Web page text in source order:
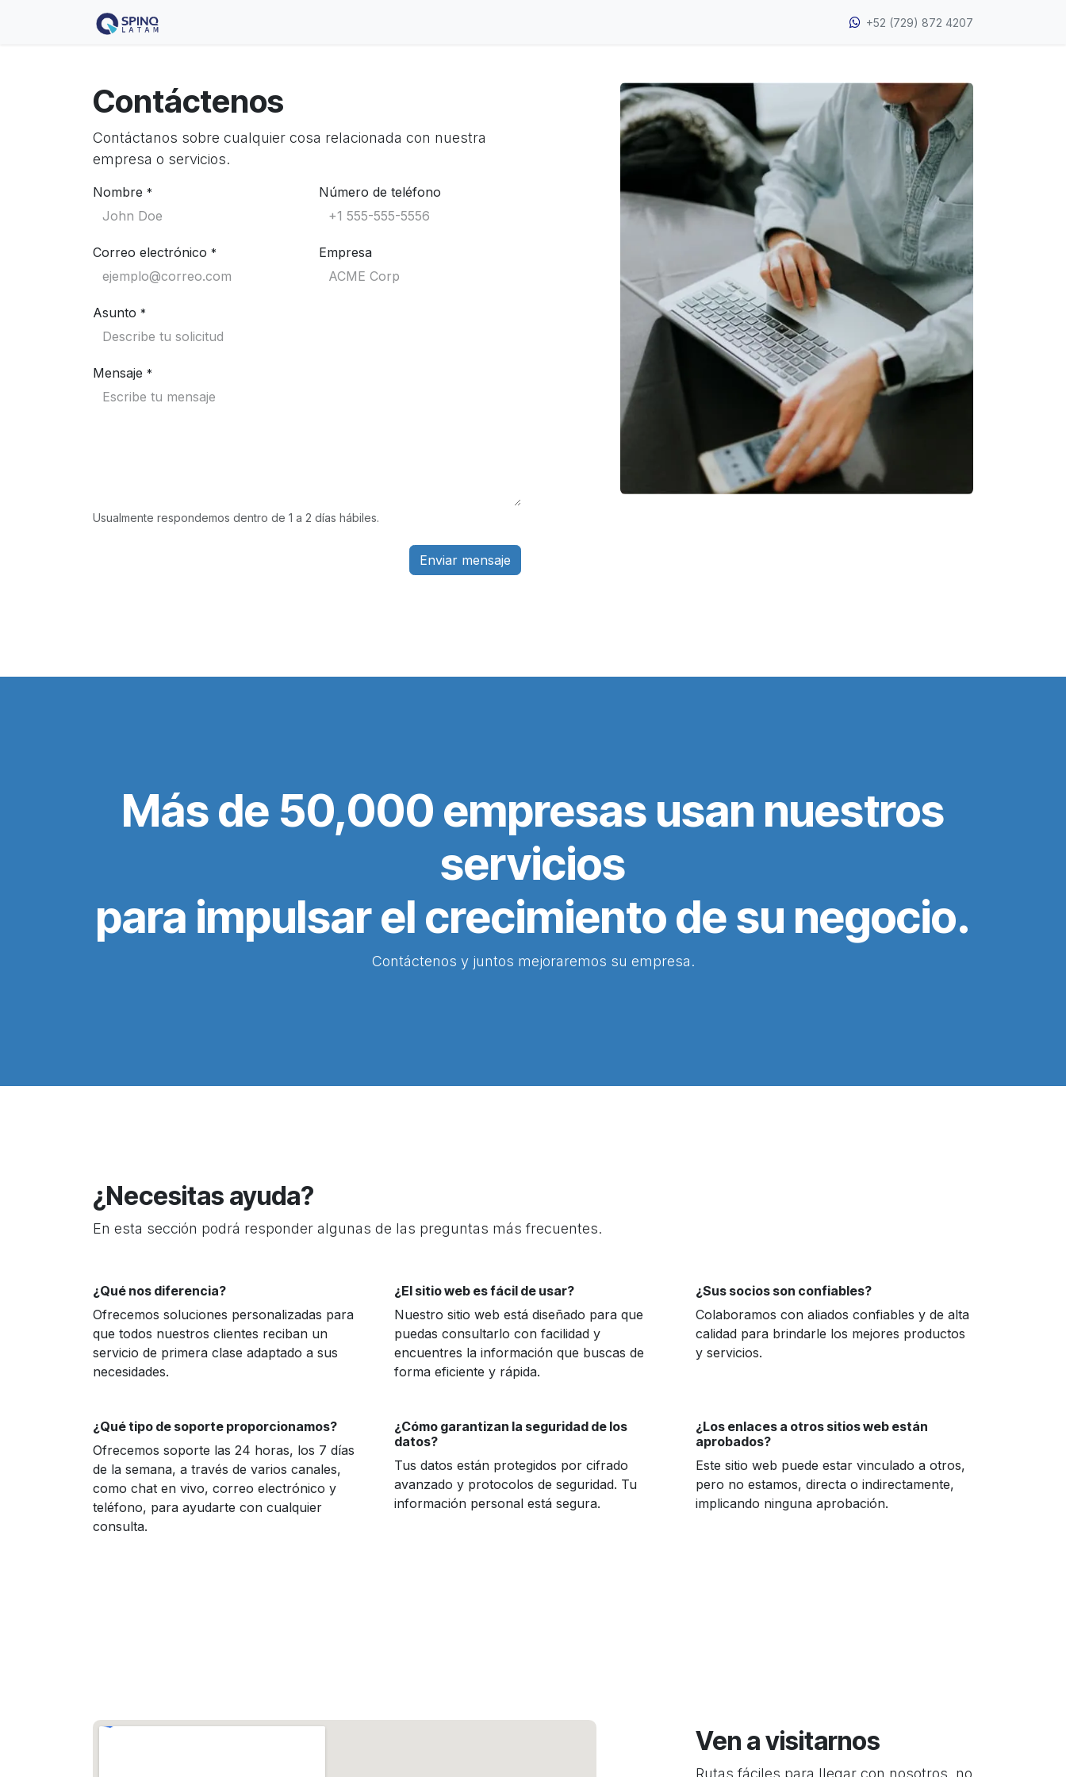
​+52 (729) 872 4207
Contáctenos
Contáctanos sobre cualquier cosa relacionada con nuestra
empresa o servicios.
Nombre * Número de teléfono
Correo electrónico * Empresa
Asunto *
Mensaje *
Usualmente respondemos dentro de 1 a 2 días hábiles.
Enviar mensaje
Más de 50,000 empresas usan nuestros
servicios
para impulsar el crecimiento de su negocio.
Contáctenos y juntos mejoraremos su empresa.
¿Necesitas ayuda?
En esta sección podrá responder algunas de las preguntas más frecuentes.
¿Qué nos diferencia?
Ofrecemos soluciones personalizadas para
que todos nuestros clientes reciban un
servicio de primera clase adaptado a sus
necesidades.
¿El sitio web es fácil de usar?
Nuestro sitio web está diseñado para que
puedas consultarlo con facilidad y
encuentres la información que buscas de
forma eficiente y rápida.
¿Sus socios son confiables?
Colaboramos con aliados confiables y de alta
calidad para brindarle los mejores productos
y servicios.
¿Qué tipo de soporte proporcionamos?
Ofrecemos soporte las 24 horas, los 7 días
de la semana, a través de varios canales,
como chat en vivo, correo electrónico y
teléfono, para ayudarte con cualquier
consulta.
¿Cómo garantizan la seguridad de los
datos?
Tus datos están protegidos por cifrado
avanzado y protocolos de seguridad. Tu
información personal está segura.
¿Los enlaces a otros sitios web están
aprobados?
Este sitio web puede estar vinculado a otros,
pero no estamos, directa o indirectamente,
implicando ninguna aprobación.
Ven a visitarnos
Rutas fáciles para llegar con nosotros, no